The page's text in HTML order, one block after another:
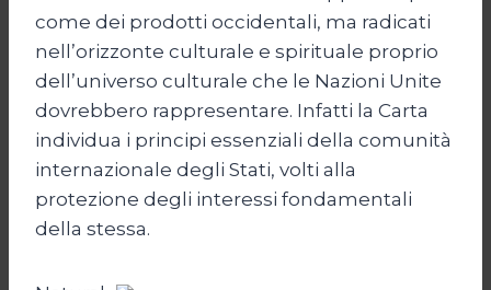
come dei prodotti occidentali, ma radicati
nell’orizzonte culturale e spirituale proprio
dell’universo culturale che le Nazioni Unite
dovrebbero rappresentare. Infatti la Carta
individua i principi essenziali della comunità
internazionale degli Stati, volti alla
protezione degli interessi fondamentali
della stessa.